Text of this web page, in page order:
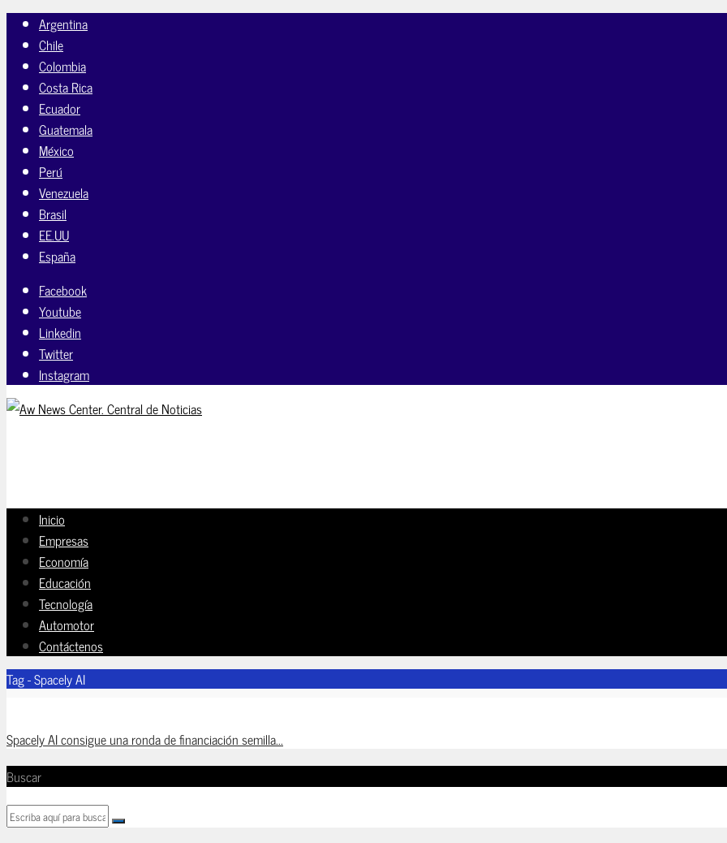
Argentina
Chile
Colombia
Costa Rica
Ecuador
Guatemala
México
Perú
Venezuela
Brasil
EE.UU
España
Facebook
Youtube
Linkedin
Twitter
Instagram
Inicio
Empresas
Economía
Educación
Tecnología
Automotor
Contáctenos
Tag - Spacely AI
Spacely AI consigue una ronda de financiación semilla...
Buscar